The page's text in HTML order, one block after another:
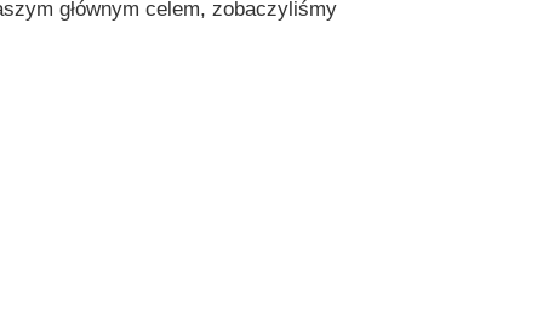
głównym celem, zobaczyliśmy